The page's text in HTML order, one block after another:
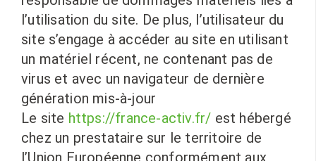
l’utilisation du site. De plus, l’utilisateur du
site s’engage à accéder au site en utilisant
un matériel récent, ne contenant pas de
virus et avec un navigateur de dernière
génération mis-à-jour
Le site https://france-activ.fr/ est hébergé
chez un prestataire sur le territoire de
l’Union Européenne conformément aux